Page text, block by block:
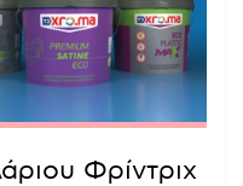
Φρίντριχ